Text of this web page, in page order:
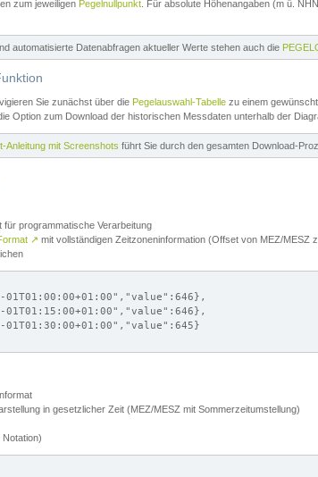
zum jeweiligen Pegelnullpunkt . Für absolute Höhenangaben (m ü.
automatisierte Datenabfragen aktueller Werte stehen auch die
Sie zunächst über die Pegelauswahl-Tabelle zu einem
Option zum Download der historischen Messdaten unterhalb der
Anleitung mit Screenshots führt Sie durch den gesamten Download-
programmatische Verarbeitung
↗ mit vollständigen Zeitzoneninformation (Offset von MEZ/MESZ
01T01:30:00+01:00","value":645}
in gesetzlicher Zeit (MEZ/MESZ mit Sommerzeitumstellung)